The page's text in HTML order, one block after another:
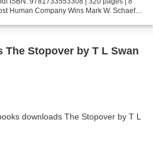
Human Company Wins Mark W. Schaefer
The Stopover by T L Swan